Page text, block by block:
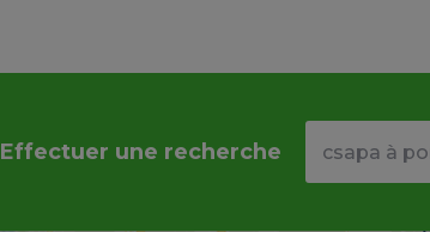
Effectuer une recherche